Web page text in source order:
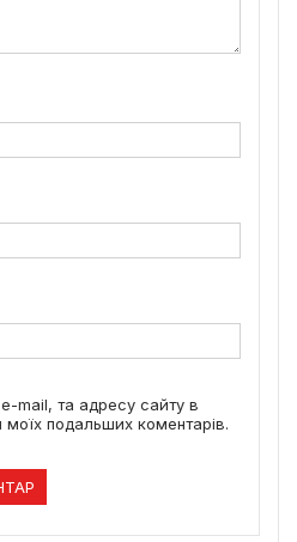
mail, та адресу сайту в
моїх подальших коментарів.